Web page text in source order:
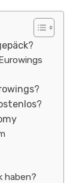
haben?